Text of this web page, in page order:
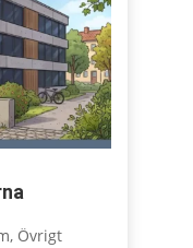
, Övrigt